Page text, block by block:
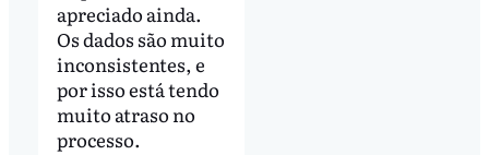
apreciado ainda.
Os dados são muito
inconsistentes, e
por isso está tendo
muito atraso no
processo.